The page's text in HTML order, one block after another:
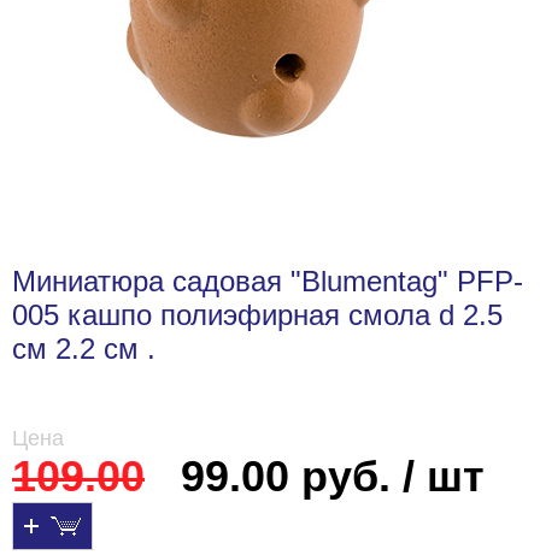
Миниатюра садовая "Blumentag" PFP-
005 кашпо полиэфирная смола d 2.5
см 2.2 см .
Цена
109.00 99.00 руб. / шт